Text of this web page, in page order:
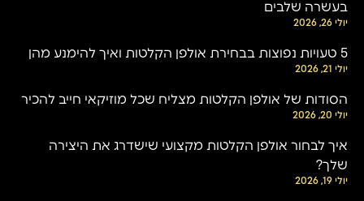
בעשרה שלבים
יולי 26, 2026
5 טעויות נפוצות בבחירת אולפן הקלטות ואיך להימנע מהן
יולי 21, 2026
הסודות של אולפן הקלטות מצליח שכל מוזיקאי חייב להכיר
יולי 20, 2026
איך לבחור אולפן הקלטות מקצועי שישדרג את היצירה
שלך?
יולי 19, 2026